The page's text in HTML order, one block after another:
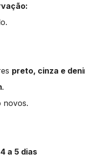
preto, cinza e
.
novos.
4 a 5 dias